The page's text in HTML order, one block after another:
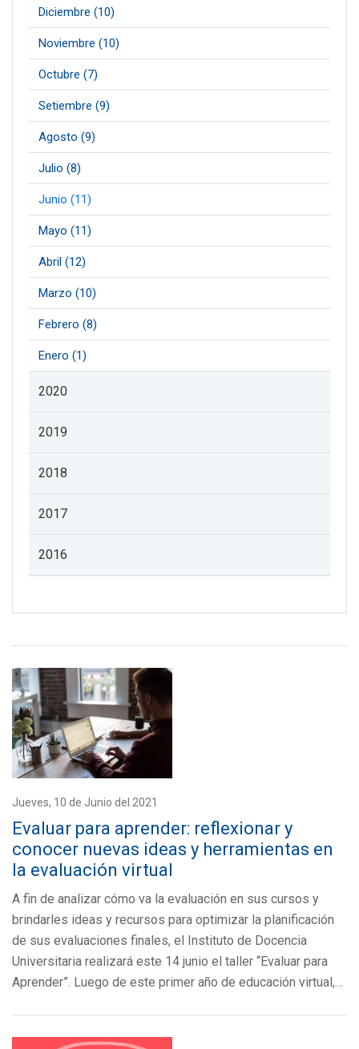
Diciembre (10)
Noviembre (10)
Octubre (7)
Setiembre (9)
Agosto (9)
Julio (8)
Junio (11)
Mayo (11)
Abril (12)
Marzo (10)
Febrero (8)
Enero (1)
2020
2019
2018
2017
2016
Jueves, 10 de Junio del 2021
Evaluar para aprender: reflexionar y
conocer nuevas ideas y herramientas en
la evaluación virtual
A fin de analizar cómo va la evaluación en sus cursos y
brindarles ideas y recursos para optimizar la planificación
de sus evaluaciones finales, el Instituto de Docencia
Universitaria realizará este 14 junio el taller “Evaluar para
Aprender”. Luego de este primer año de educación virtual,…